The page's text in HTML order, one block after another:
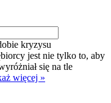
kryzysu
jest nie tylko to, aby
się na tle
więcej »